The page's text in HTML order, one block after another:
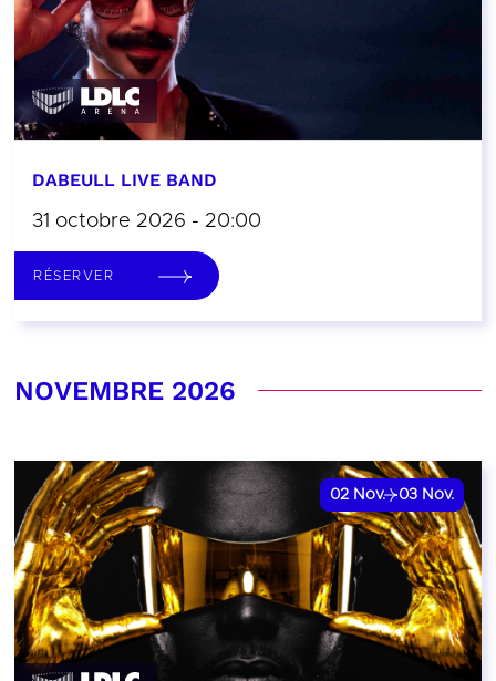
DABEULL LIVE BAND
31 octobre 2026 - 20:00
RÉSERVER
NOVEMBRE 2026
02 Nov. 03 Nov.